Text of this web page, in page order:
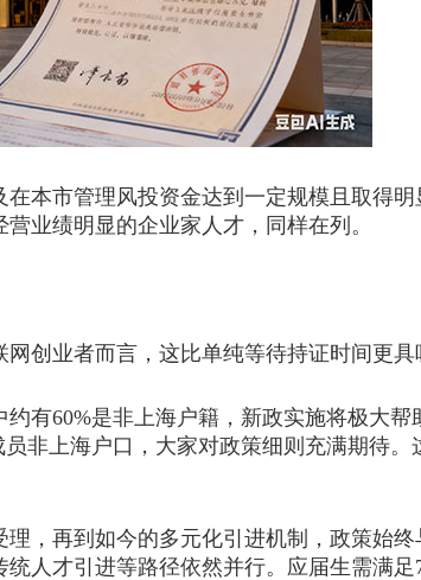
市管理风投资金达到一定规模且取得明
业绩明显的企业家人才，同样在列。
业者而言，这比单纯等待持证时间更具
60%是非上海户籍，新政实施将极大帮
非上海户口，大家对政策细则充满期待。
再到如今的多元化引进机制，政策始终
人才引进等路径依然并行。应届生需满